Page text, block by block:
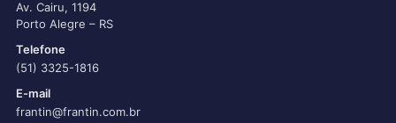
Av. Cairu, 1194
Porto Alegre – RS
Telefone
(51) 3325-1816
E-mail
frantin@frantin.com.br